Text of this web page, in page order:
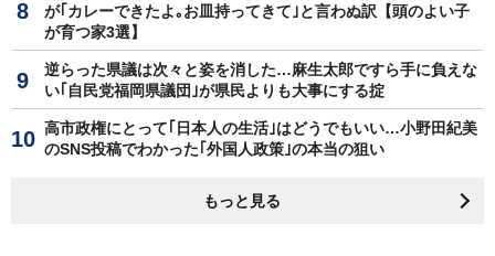
が｢カレーできたよ｡お皿持ってきて｣と言わぬ訳【頭のよい子
が育つ家3選】
逆らった県議は次々と姿を消した…麻生太郎ですら手に負えな
い｢自民党福岡県議団｣が県民よりも大事にする掟
高市政権にとって｢日本人の生活｣はどうでもいい…小野田紀美
のSNS投稿でわかった｢外国人政策｣の本当の狙い
もっと見る